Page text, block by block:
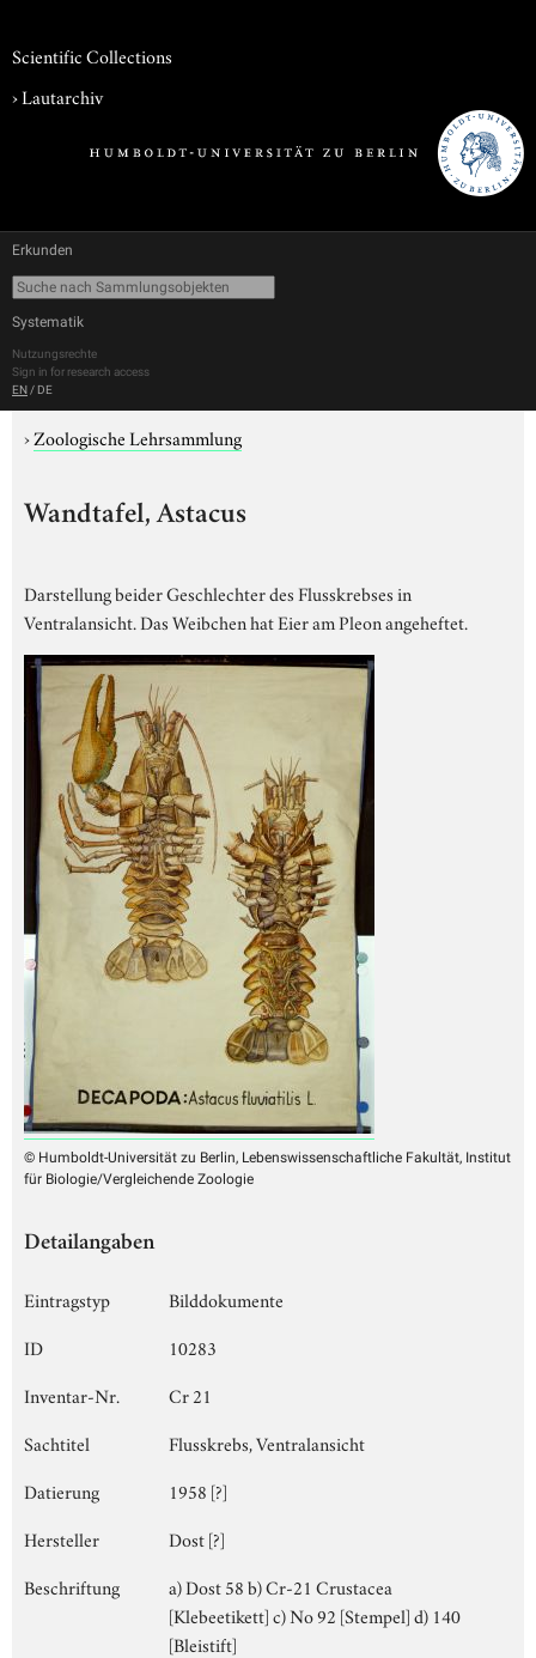
Scientific Collections
›Lautarchiv
Erkunden
Systematik
Nutzungsrechte
Sign in for research access
EN / DE
›Zoologische Lehrsammlung
Wandtafel, Astacus
Darstellung beider Geschlechter des Flusskrebses in
Ventralansicht. Das Weibchen hat Eier am Pleon angeheftet.
© Humboldt-Universität zu Berlin, Lebenswissenschaftliche Fakultät, Institut
für Biologie/Vergleichende Zoologie
Detailangaben
Eintragstyp
Bilddokumente
ID
10283
Inventar-Nr.
Cr 21
Sachtitel
Flusskrebs, Ventralansicht
Datierung
1958 [?]
Hersteller
Dost [?]
Beschriftung
a) Dost 58 b) Cr-21 Crustacea
[Klebeetikett] c) No 92 [Stempel] d) 140
[Bleistift]